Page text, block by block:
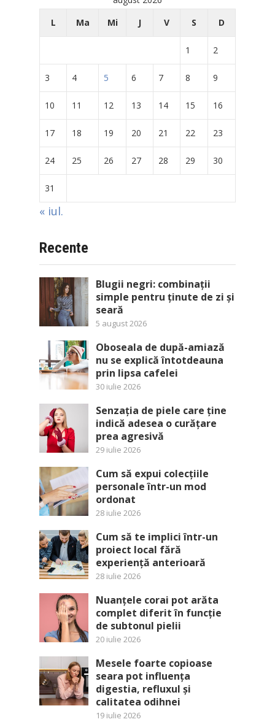
L
Ma Mi J V S D
1 2
3 4 5 6 7 8 9
10 11 12 13 14 15 16
17 18 19 20 21 22 23
24 25 26 27 28 29 30
31
« iul.
Recente
Blugii negri: combinații
simple pentru ținute de zi și
seară
5 august 2026
Oboseala de după-amiază
nu se explică întotdeauna
prin lipsa cafelei
30 iulie 2026
Senzația de piele care ține
indică adesea o curățare
prea agresivă
29 iulie 2026
Cum să expui colecțiile
personale într-un mod
ordonat
28 iulie 2026
Cum să te implici într-un
proiect local fără
experiență anterioară
28 iulie 2026
Nuanțele corai pot arăta
complet diferit în funcție
de subtonul pielii
20 iulie 2026
Mesele foarte copioase
seara pot influența
digestia, refluxul și
calitatea odihnei
19 iulie 2026